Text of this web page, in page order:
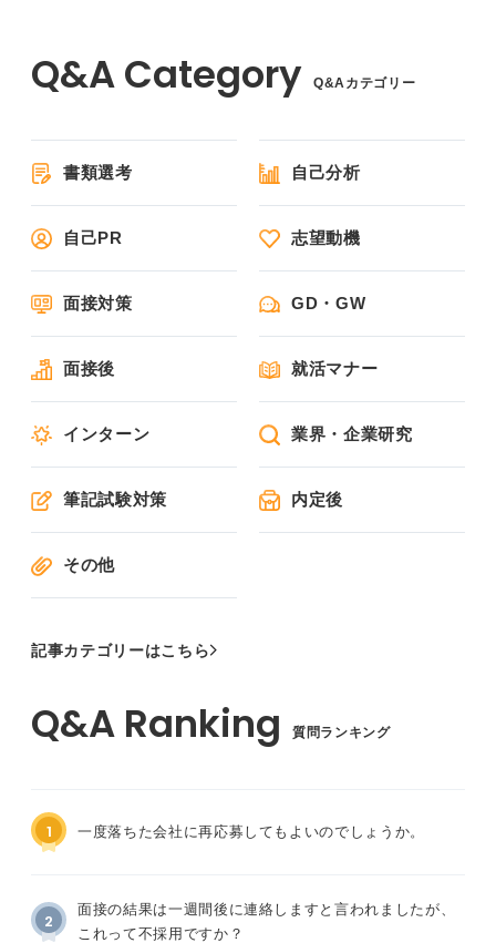
Q&Aカテゴリー
書類選考 自己分析
自己PR 志望動機
面接対策 GD・GW
面接後 就活マナー
インターン 業界・企業研究
筆記試験対策 内定後
その他
記事カテゴリーはこちら
質問ランキング
1 一度落ちた会社に再応募してもよいのでしょうか。
2
面接の結果は一週間後に連絡しますと言われましたが、
これって不採用ですか？